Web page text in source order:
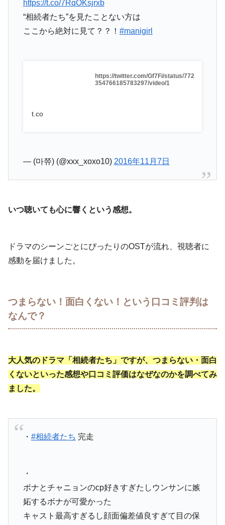
https://t.co/7RqOKsjrxb
“相続者たち”を見たことない方は
ここから絶対に見て？？！ #manigirl
https://twitter.com/Gf7Fi/status/772
354766185783297/video/1
t.co
— (마쮸) (@xxx_xoxo10) 2016年11月7日
いつ聴いても心に響くという感想。
ドラマのシーンごとにぴったりのOSTが流れ、視聴者に
感動を届けました。
つまらない！面白くない！という口コミ評判は
なんで？
大人気のドラマ「相続者たち」ですが、つまらない・面白
くないといった感想や口コミ評価はなぜなのかを調べてみ
ました。
・ #相続者たち 完走
・
ボナとチャニョンのcp好きすぎたしウンサンに嫉
妬するボナが可愛かった
キャスト最高すぎるし顔面偏差値良すぎて目の保